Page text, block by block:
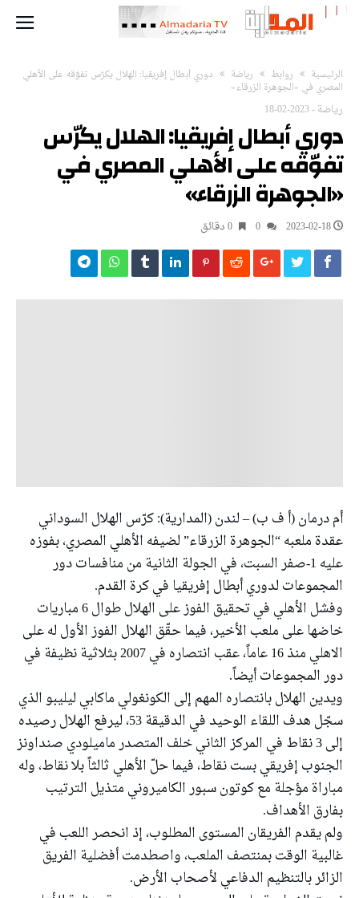
‫الرئيسية‬ روابط رياضة دوري أبطال إفريقيا: الهلال يكرّس تفوّقه على الأهلي
المصري في «الجوهرة الزرقاء»
رياضة-
2023-02-18
دوري أبطال إفريقيا: الهلال يكرّس
تفوّقه على الأهلي المصري في
«الجوهرة الزرقاء»
2023-02-18 0 ‫دقائق‬
أم درمان (أ ف ب) – لندن (المدارية): كرّس الهلال السوداني
عقدة ملعبه “الجوهرة الزرقاء” لضيفه الأهلي المصري، بفوزه
عليه 1-صفر السبت، في الجولة الثانية من منافسات دور
المجموعات لدوري أبطال إفريقيا في كرة القدم.
وفشل الأهلي في تحقيق الفوز على الهلال طوال 6 مباريات
خاضها على ملعب الأخير، فيما حقّق الهلال الفوز الأول له على
الاهلي منذ 16 عاماً، عقب انتصاره في 2007 بثلاثية نظيفة في
دور المجموعات أيضاً.
ويدين الهلال بانتصاره المهم إلى الكونغولي ماكابي ليليبو الذي
سجّل هدف اللقاء الوحيد في الدقيقة 53، ليرفع الهلال رصيده
إلى 3 نقاط في المركز الثاني خلف المتصدر ماميلودي صنداونز
الجنوب إفريقي بست نقاط، فيما حلّ الأهلي ثالثاً بلا نقاط، وله
مباراة مؤجلة مع كوتون سبور الكاميروني متذيل الترتيب
بفارق الأهداف.
ولم يقدم الفريقان المستوى المطلوب، إذ انحصر اللعب في
غالبية الوقت بمنتصف الملعب، واصطدمت أفضلية الفريق
الزائر بالتنظيم الدفاعي لأصحاب الأرض.